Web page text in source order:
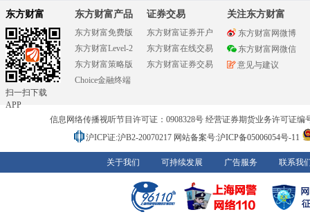
东方财富
扫一扫下载
APP
东方财富产品
东方财富免费版
东方财富Level-2
东方财富策略版
Choice金融终端
证券交易
东方财富证券开户
东方财富在线交易
东方财富证券交易
关注东方财富
东方财富网微博
东方财富网微信
意见与建议
信息网络传播视听节目许可证：0908328号 经营证券期货业务许可证编
沪ICP证:沪B2-20070217 网站备案号:沪ICP备05006054号-11
关于我们 可持续发展 广告服务 联系我